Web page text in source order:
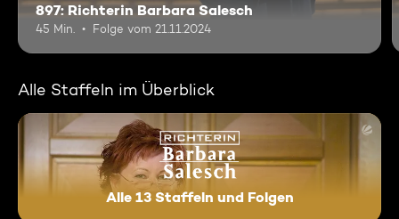
897: Richterin Barbara Salesch
45 Min. Folge vom 21.11.2024
Alle Staffeln im Überblick
Alle 13 Staffeln und Folgen